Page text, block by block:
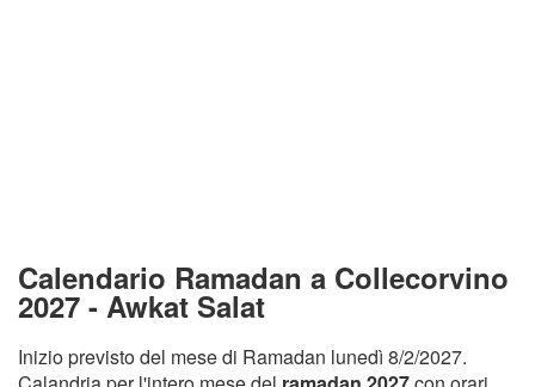
Calendario Ramadan a Collecorvino
2027 - Awkat Salat
Inizio previsto del mese di Ramadan lunedì 8/2/2027.